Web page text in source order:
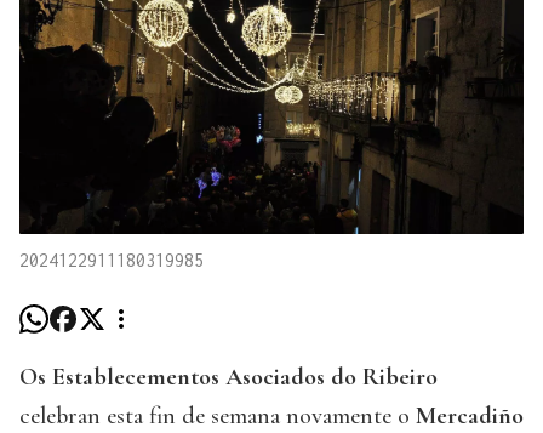
2024122911180319985
Os Establecementos Asociados do Ribeiro
celebran esta fin de semana novamente o Mercadiño